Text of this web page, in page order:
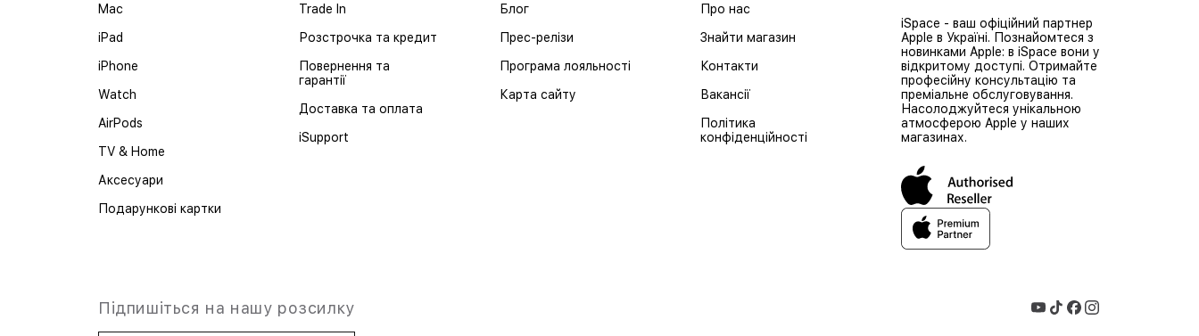
Mac
iPad
iPhone
Watch
AirPods
TV & Home
Аксесуари
Подарункові картки
Trade In
Розстрочка та кредит
Повернення та
гарантії
Доставка та оплата
iSupport
Блог
Прес-релізи
Програма лояльності
Карта сайту
Про нас
Знайти магазин
Контакти
Вакансії
Політика
конфіденційності
iSpace - ваш офіційний партнер
Apple в Україні. Познайомтеся з
новинками Apple: в iSpace вони у
відкритому доступі. Отримайте
професійну консультацію та
преміальне обслуговування.
Насолоджуйтеся унікальною
атмосферою Apple у наших
магазинах.
Підпишіться на нашу розсилку